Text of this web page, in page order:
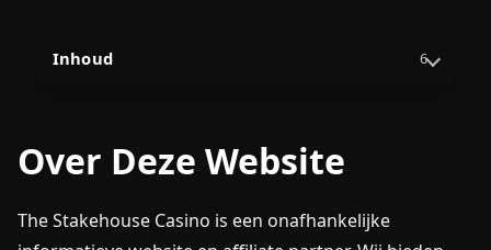
Inhoud 6
Over Deze Website
The Stakehouse Casino is een onafhankelijke